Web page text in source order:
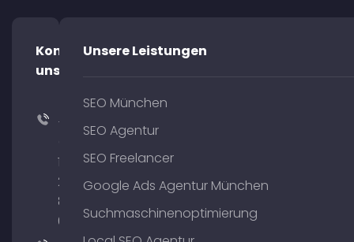
Kontaktiere
uns!
+49
176
204
801
64
Unsere Leistungen
SEO München
SEO Agentur
SEO Freelancer
Google Ads Agentur München
Suchmaschinenoptimierung